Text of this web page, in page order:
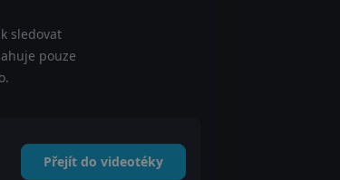
sledovat
pouze
Přejít do videotéky